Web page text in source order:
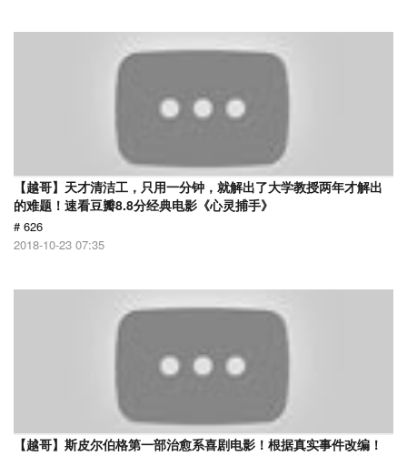
【越哥】天才清洁工，只用一分钟，就解出了大学教授两年才解出
的难题！速看豆瓣8.8分经典电影《心灵捕手》
# 626
2018-10-23 07:35
【越哥】斯皮尔伯格第一部治愈系喜剧电影！根据真实事件改编！